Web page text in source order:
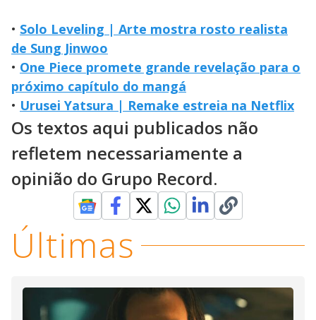
• Solo Leveling | Arte mostra rosto realista
de Sung Jinwoo
• One Piece promete grande revelação para o
próximo capítulo do mangá
• Urusei Yatsura | Remake estreia na Netflix
Os textos aqui publicados não
refletem necessariamente a
opinião do Grupo Record.
Últimas